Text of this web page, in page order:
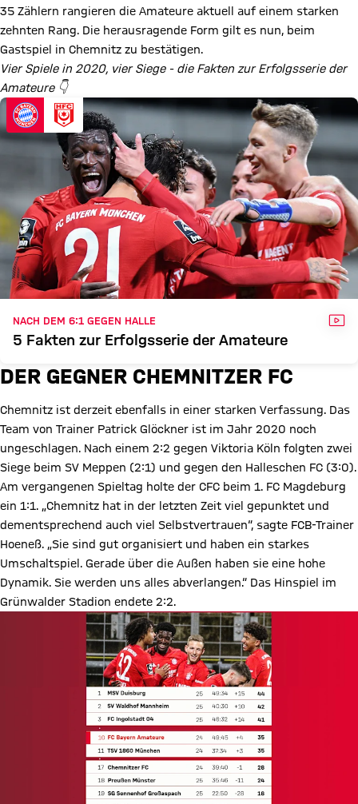
35 Zählern rangieren die Amateure aktuell auf einem starken
zehnten Rang. Die herausragende Form gilt es nun, beim
Gastspiel in Chemnitz zu bestätigen.
Vier Spiele in 2020, vier Siege - die Fakten zur Erfolgsserie der
Amateure 👇
NACH DEM 6:1 GEGEN HALLE
5 Fakten zur Erfolgsserie der Amateure
DER GEGNER CHEMNITZER FC
Chemnitz ist derzeit ebenfalls in einer starken Verfassung. Das
Team von Trainer Patrick Glöckner ist im Jahr 2020 noch
ungeschlagen. Nach einem 2:2 gegen Viktoria Köln folgten zwei
Siege beim SV Meppen (2:1) und gegen den Halleschen FC (3:0).
Am vergangenen Spieltag holte der CFC beim 1. FC Magdeburg
ein 1:1. „Chemnitz hat in der letzten Zeit viel gepunktet und
dementsprechend auch viel Selbstvertrauen“, sagte FCB-Trainer
Hoeneß. „Sie sind gut organisiert und haben ein starkes
Umschaltspiel. Gerade über die Außen haben sie eine hohe
Dynamik. Sie werden uns alles abverlangen.“ Das Hinspiel im
Grünwalder Stadion endete 2:2.